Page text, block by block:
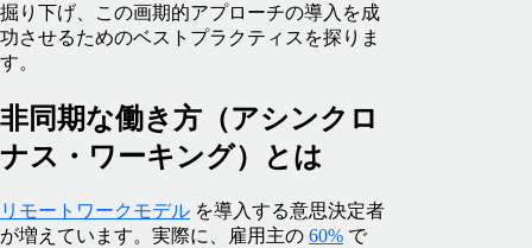
掘り下げ、この画期的アプローチの導入を成
功させるためのベストプラクティスを探りま
す。
非同期な働き方（アシンクロ
ナス・ワーキング）とは
リモートワークモデル を導入する意思決定者
が増えています。実際に、雇用主の 60% で